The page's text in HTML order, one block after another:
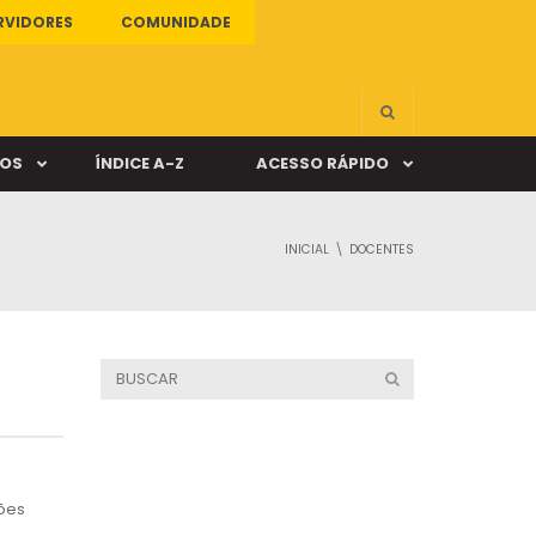
COMUNIDADE
ÍNDICE A-Z ACESSO RÁPIDO
INICIAL DOCENTES